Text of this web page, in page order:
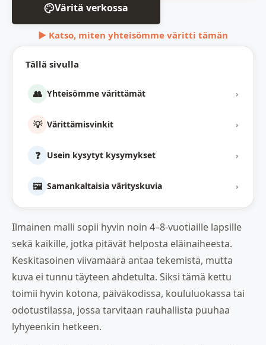
Tällä sivulla
👥 Yhteisömme värittämät ›
💡 Värittämisvinkit ›
❓ Usein kysytyt kysymykset ›
🖼️ Samankaltaisia värityskuvia ›
Väritä verkossa
▶ Katso, miten yhteisömme väritti tämän
Ilmainen malli sopii hyvin noin 4–8-vuotiaille lapsille
sekä kaikille, jotka pitävät helposta eläinaiheesta.
Keskitasoinen viivamäärä antaa tekemistä, mutta
kuva ei tunnu täyteen ahdetulta. Siksi tämä kettu
toimii hyvin kotona, päiväkodissa, koululuokassa tai
odotustilassa, jossa tarvitaan rauhallista puuhaa
lyhyeenkin hetkeen.